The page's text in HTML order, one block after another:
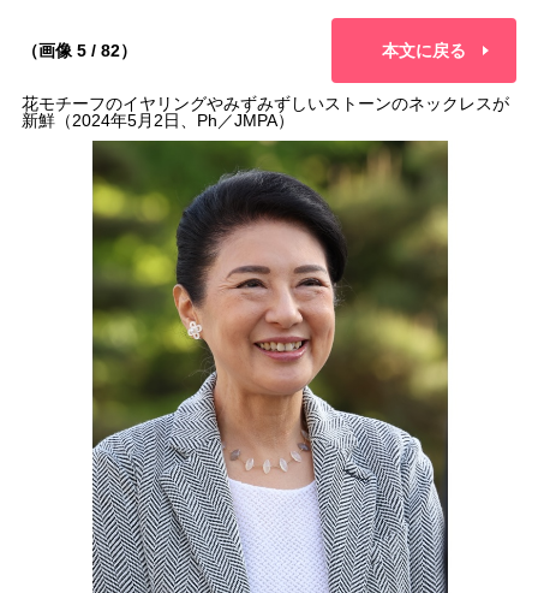
（画像 5 / 82） 本文に戻る
花モチーフのイヤリングやみずみずしいストーンのネックレスが
新鮮（2024年5月2日、Ph／JMPA）